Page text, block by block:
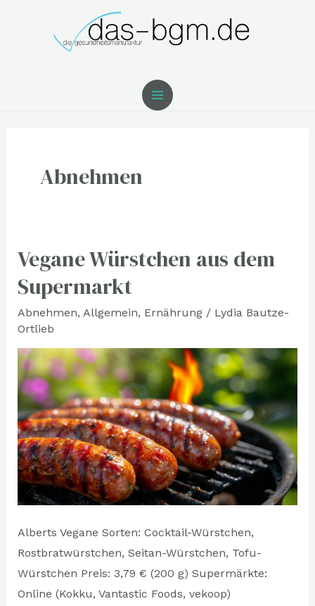
MAIN
MENU
Abnehmen
Vegane Würstchen aus dem
Supermarkt
Abnehmen, Allgemein, Ernährung/ Lydia Bautze-
Ortlieb
Alberts Vegane Sorten: Cocktail-Würstchen,
Rostbratwürstchen, Seitan-Würstchen, Tofu-
Würstchen Preis: 3,79 € (200 g) Supermärkte:
Online (Kokku, Vantastic Foods, vekoop)
Vegane
Würstchen
aus
dem
Supermarkt